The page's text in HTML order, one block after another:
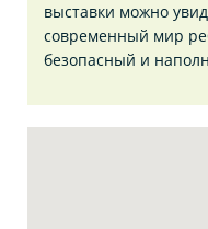
выставки можно
современный мир
безопасный и